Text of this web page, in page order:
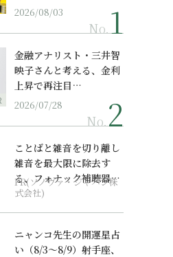
2026/08/03
No.
金融アナリスト・三井智
映子さんと考える、金利
上昇で再注目…
2026/07/28
No.
ことばと雑音を切り離し
雑音を最大限に除去す
る、フォナック補聴器の
最上位モデル
PR(ソノヴァ・ジャパン株
式会社)
ニャンコ先生の開運星占
い（8/3～8/9）射手座、